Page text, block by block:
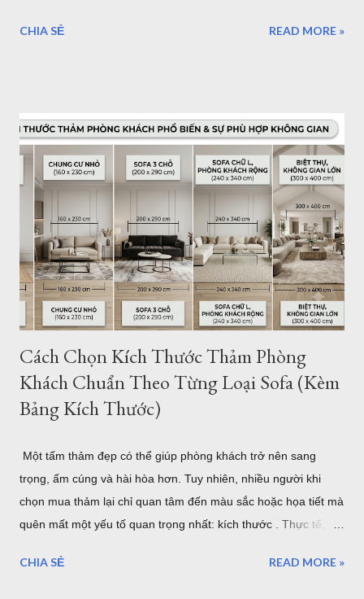
phòng khách, phòng ngủ, phòng ăn... mẫu thảm cho sofa
Giao hàng - Thanh toán - Bảo Hành.. Địa chỉ mua thảm trải
sàn ở TPHCM - Hà Nội Giới thiệu thảm trải sàn - thảm trang trí
của Thảm Đẹp. Thảm Đẹp Sài Gòn là đơn vị phân phối thảm
Thổ Nhĩ Kỳ với kho hàng - cửa hàng thảm ở TPHCM và Hà
Nội. Với hơn ngàn mẫu thảm trang trí phòng khách, phòng
ngủ... Kích thước, tiêu chuẩn của Châu Âu. Toàn bộ sản phẩm
được đặt hàng theo yêu cầu của chúng tôi và nhập khẩu trực
tiếp về Việt Nam. Vì vậy bạn có thể tìm thấy cho mình một
mẫu...
CHIA SẺ READ MORE »
Cách Chọn Kích Thước Thảm Phòng
Khách Chuẩn Theo Từng Loại Sofa (Kèm
Bảng Kích Thước)
Một tấm thảm đẹp có thể giúp phòng khách trở nên sang
trọng, ấm cúng và hài hòa hơn. Tuy nhiên, nhiều người khi
chọn mua thảm lại chỉ quan tâm đến màu sắc hoặc họa tiết mà
quên mất một yếu tố quan trọng nhất: kích thước . Thực tế,
cân đối. Ngược lại, thảm quá lớn có thể làm không gian trở
CHIA SẺ READ MORE »